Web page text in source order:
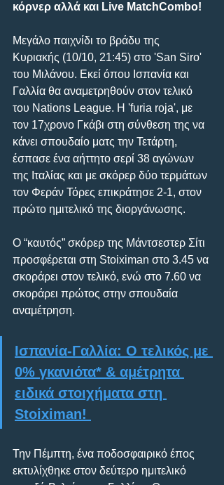
κόρνερ αλλά και Live MatchCombo!
Μεγάλο παιχνίδι το βράδυ της
Κυριακής (10/10, 21:45) στο 'San Siro'
του Μιλάνου. Εκεί όπου Ισπανία και
Γαλλία θα αναμετρηθούν στον τελικό
του Nations League. Η 'furia roja', με
τον 17χρονο Γκάβι στη σύνθεση της να
κάνει σπουδαίο ματς την Τετάρτη,
έσπασε ένα αήττητο σερί 38 αγώνων
της Ιταλίας και με σκόρερ δύο τερμάτων
τον Φεράν Τόρες επικράτησε 2-1, στον
πρώτο ημιτελικό της διοργάνωσης.
Ο “καυτός” σκόρερ της Μάντσεστερ Σίτι
προσφέρεται στη Stoiximan στο 3.45 να
σκοράρει στον τελικό, ενώ στο 7.60 να
σκοράρει πρώτος στην σπουδαία
αναμέτρηση.
Ισπανία-Γαλλία: Ο τελικός με
0% γκανιότα* & αμέτρητα
ειδικά στοιχήματα στη
Stoiximan!
Την Πέμπτη, ένα ποδοσφαιρικό έπος
εκτυλίχθηκε στον δεύτερο ημιτελικό